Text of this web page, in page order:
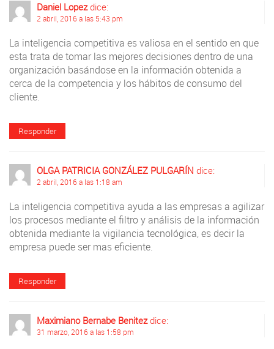
Daniel Lopez dice:
2 abril, 2016 a las 5:43 pm
La inteligencia competitiva es valiosa en el sentido en que
esta trata de tomar las mejores decisiones dentro de una
organización basándose en la información obtenida a
cerca de la competencia y los hábitos de consumo del
cliente.
Responder
OLGA PATRICIA GONZÁLEZ PULGARÍN dice:
2 abril, 2016 a las 1:18 am
La inteligencia competitiva ayuda a las empresas a agilizar
los procesos mediante el filtro y análisis de la información
obtenida mediante la vigilancia tecnológica, es decir la
empresa puede ser mas eficiente.
Responder
Maximiano Bernabe Benitez dice:
31 marzo, 2016 a las 1:58 pm